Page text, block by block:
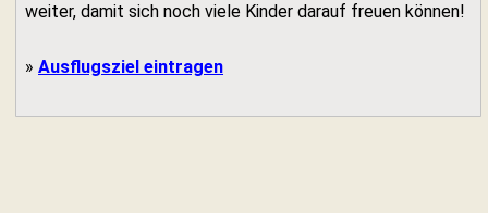
weiter, damit sich noch viele Kinder darauf freuen können!
» Ausflugsziel eintragen